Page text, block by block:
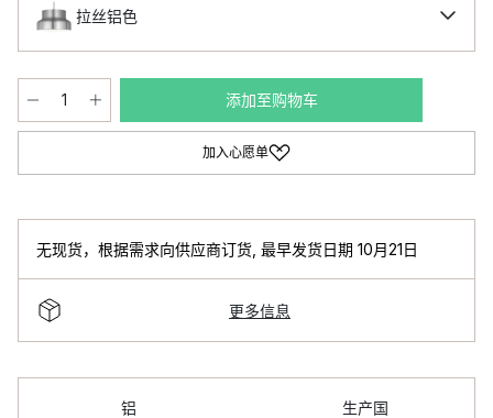
拉丝铝色
添加至购物车
加入心愿单
无现货，根据需求向供应商订货 最早发货日期 10月21日
更多信息
铝
生产国